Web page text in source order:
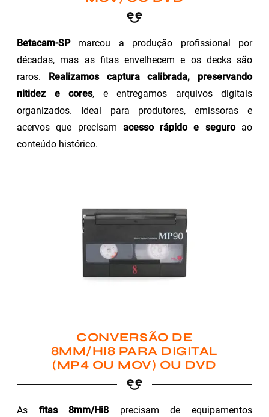
Betacam-SPmarcou a produção profissional por
décadas, mas as fitas envelhecem e os decks são
raros.
Realizamos captura calibrada, preservando
nitidez e cores, e entregamos arquivos digitais
organizados. Ideal para produtores, emissoras e
acervos que precisam acesso rápido e seguroao
conteúdo histórico.
CONVERSÃO DE
8MM/HI8 PARA DIGITAL
(MP4 OU MOV) OU DVD
As fitas 8mm/Hi8 precisam de equipamentos